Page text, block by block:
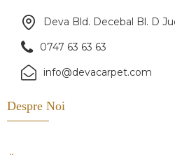
Deva Bld. Decebal Bl. D
0747 63 63 63
info@devacarpet.com
Despre Noi